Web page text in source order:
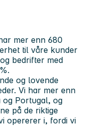
mer enn 680
til våre kunder
bedrifter med
og lovende
Vi har mer enn
og Portugal, og
på de riktige
opererer i, fordi vi